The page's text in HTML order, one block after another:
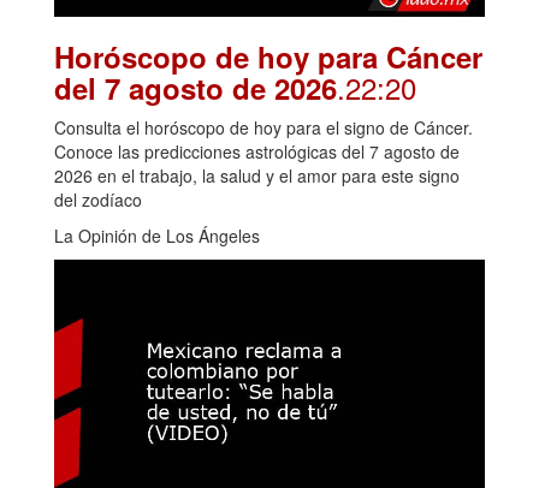
Horóscopo de hoy para Cáncer
del 7 agosto de 2026.22:20
Consulta el horóscopo de hoy para el signo de Cáncer.
Conoce las predicciones astrológicas del 7 agosto de
2026 en el trabajo, la salud y el amor para este signo
del zodíaco
La Opinión de Los Ángeles